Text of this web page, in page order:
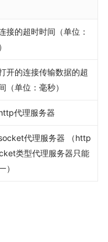
接的超时时间（单位：
开的连接传输数据的超
（单位：毫秒）
代理服务器
代理服务器 （http
类型代理服务器只能
）